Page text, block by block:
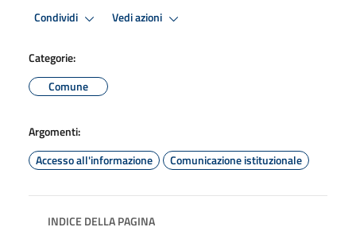
Condividi Vedi azioni
Categorie:
Comune
Argomenti:
Accesso all'informazione
Comunicazione istituzionale
INDICE DELLA PAGINA